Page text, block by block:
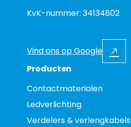
KvK-nummer: 34134802
Vind ons op Google
Producten
Contactmaterialen
Ledverlichting
Verdelers & verlengkabels